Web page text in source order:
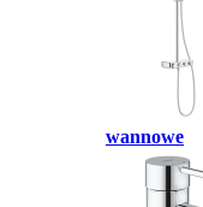
wannowe